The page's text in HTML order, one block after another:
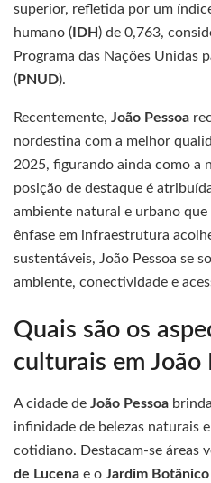
superior, refletida por um
humano ( IDH ) de 0,763,
Programa das Nações Unidas
(PNUD).
Recentemente, João Pessoa
nordestina com a melhor
2025, figurando ainda como a
posição de destaque é
ambiente natural e urbano
ênfase em infraestrutura
sustentáveis, João Pessoa se
ambiente, conectividade e
Quais são os
culturais em João
A cidade de João Pessoa
infinidade de belezas naturais
cotidiano. Destacam-se áreas
de Lucena e o Jardim